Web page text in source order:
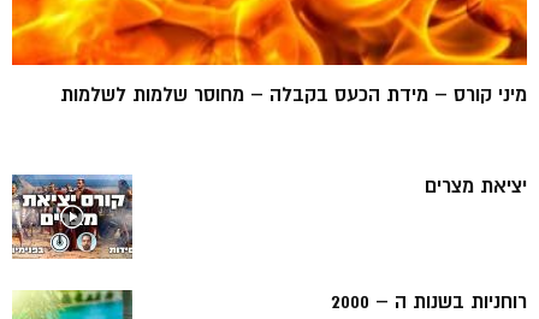
מיני קורס – מידת הכעס בקבלה – מחוסר שלמות לשלמות
יציאת מצרים
רוחניות בשנות ה – 2000